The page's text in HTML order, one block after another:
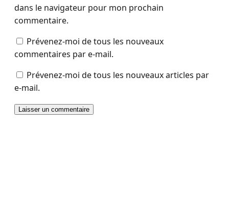
dans le navigateur pour mon prochain
commentaire.
Prévenez-moi de tous les nouveaux
commentaires par e-mail.
Prévenez-moi de tous les nouveaux articles par
e-mail.